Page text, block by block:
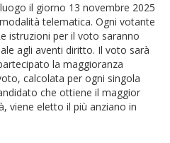
il giorno 13 novembre 2025
telematica. Ogni votante
istruzioni per il voto saranno
agli aventi diritto. Il voto sarà
la maggioranza
calcolata per ogni singola
che ottiene il maggior
viene eletto il più anziano in